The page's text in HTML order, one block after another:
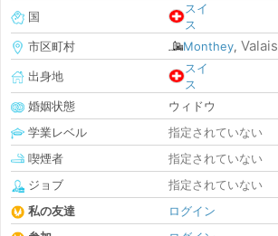
国
スイ
ス
市区町村
Monthey, Valais
出身地
スイ
ス
婚姻状態
ウィドウ
学業レベル
指定されていない
喫煙者
指定されていない
ジョブ
指定されていない
私の友達
ログイン